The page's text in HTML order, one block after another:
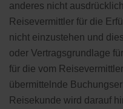
anderes nicht
Reisevermittler für die
nicht einzustehen und
oder Vertragsgrundlage
für die vom
übermittelnde
Reisekunde wird darauf